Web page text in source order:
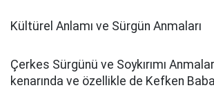
Kültürel Anlamı ve Sürgün Anmaları
Çerkes Sürgünü ve Soykırımı
kenarında ve özellikle de Kefken